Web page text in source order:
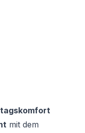
mit dem